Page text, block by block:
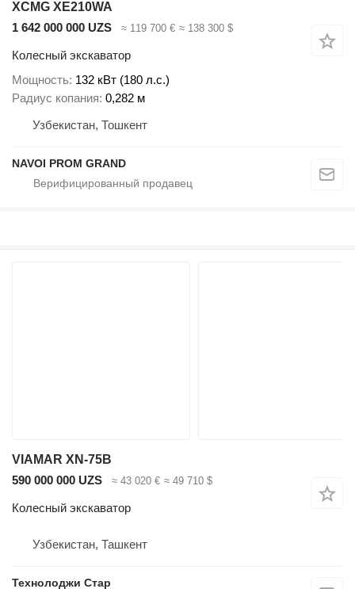
XCMG XE210WA
1 642 000 000 UZS
≈ 119 700 € ≈ 138 300 $
Колесный экскаватор
Мощность 132 кВт (180 л.с.)
Радиус копания 0,282 м
Узбекистан, Тошкент
NAVOI PROM GRAND
VIAMAR XN-75B
590 000 000 UZS
≈ 43 020 € ≈ 49 710 $
Колесный экскаватор
Узбекистан, Ташкент
Технолоджи Стар